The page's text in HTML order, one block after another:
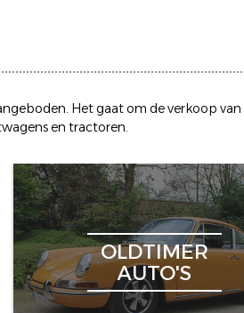
Het gaat om deverkoop van
en tractoren.
OLDTIMER
AUTO'S